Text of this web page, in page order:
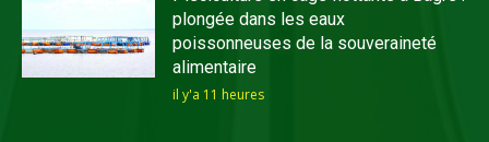
plongée dans les eaux
poissonneuses de la souveraineté
alimentaire
il y'a 11 heures